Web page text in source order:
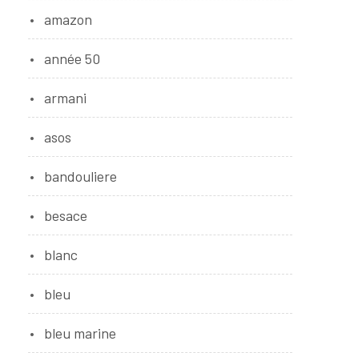
amazon
année 50
armani
asos
bandouliere
besace
blanc
bleu
bleu marine